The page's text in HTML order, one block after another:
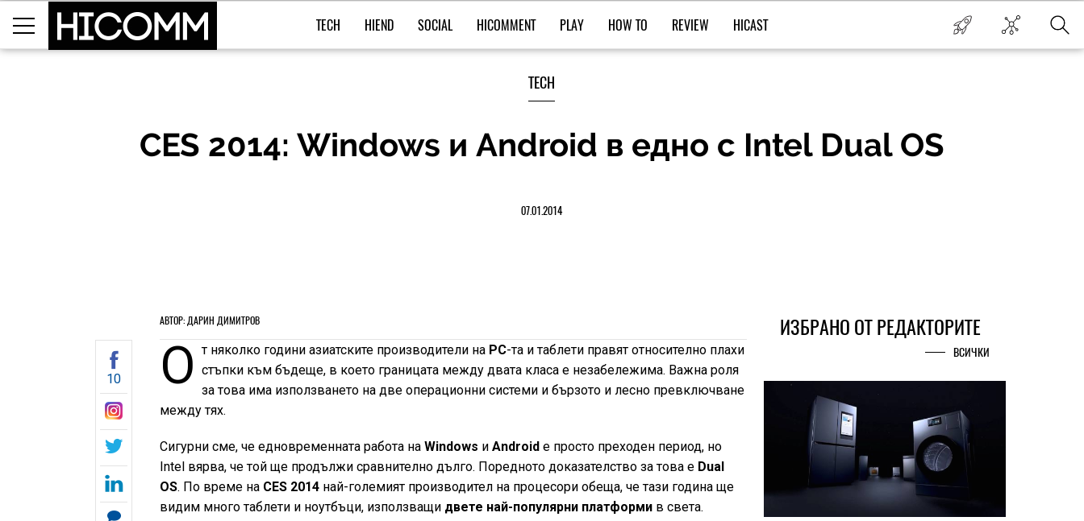
TECH HIEND SOCIAL HICOMMENT PLAY HOW TO REVIEW HICAST
TECH
CES 2014: Windows и Android в едно с Intel Dual OS
07.01.2014
АВТОР: ДАРИН ДИМИТРОВ
10 О т няколко години азиатските производители на PC-та и таблети правят относително плахи
стъпки към бъдеще, в което границата между двата класа е незабележима. Важна роля
за това има използването на две операционни системи и бързото и лесно превключване
между тях.
Сигурни сме, че едновременната работа наWindows иAndroid е просто преходен период, но
Intel вярва, че той ще продължи сравнително дълго. Поредното доказателство за това е Dual
OS. По време на CES 2014 най-големият производител на процесори обеща, че тази година ще
видим много таблети и ноутбъци, използващи двете най-популярни платформи в света.
ИЗБРАНО ОТ РЕДАКТОРИТЕ
ВСИЧКИ